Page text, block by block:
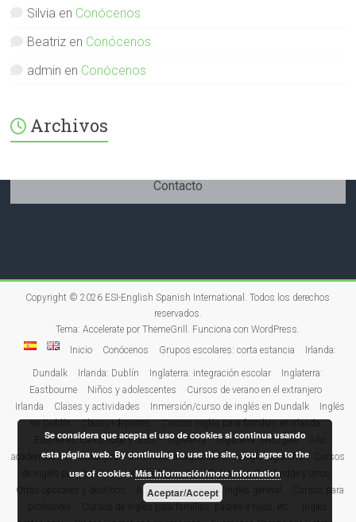
379232072254671
en
Facebook
Silvia en Conócenos
Beatriz en Conócenos
admin en Conócenos
Archivos
Contacto
Copyright © 2026 ESI-English Spanish International . Todos los derechos
reservados.
Tema:Accelerate por ThemeGrill. Funciona conWordPress.
Inicio
Conócenos Grupos escolares: corta estancia Irlanda:
Dundalk Irlanda: Dublín Inglaterra: integración escolar
Inglaterra:
Eastbourne
Niños y adolescentes
Cursos de verano en el extranjero
Irlanda
Clases y actividades Inmersión/curso de inglés en Dundalk
Inglés
Exámenes Cambridge y otros
Inglaterra Inglaterra: Westgate
académico en el extranjero
Inmersión integración en colegio Inglaterra
Cursos
de inglés para familias, padres e hijos, etc.
Exámenes Cambridge y otros
Otras opciones y destinos
Adultos Cursos de inglés general
Cursos para
Se considera que acepta el uso de cookies si continua usando
esta página web. By continuing to use the site, you agree to the
use of cookies.Más información/more information
Aceptar/Accept